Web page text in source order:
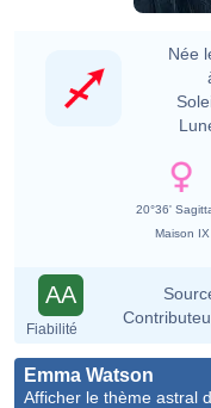
Née
20°36'
Maison IX
AA
Fiabilité
Emma Watson
Afficher le thème astral